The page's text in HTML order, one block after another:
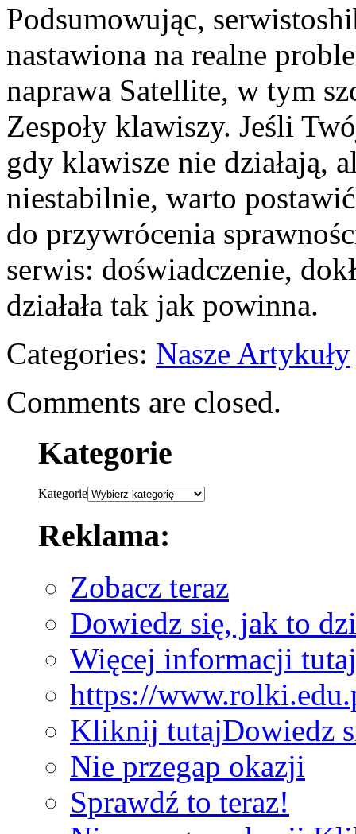
Podsumowując,
nastawiona na realne
naprawa Satellite, w tym
Zespoły klawiszy. Jeśli
gdy klawisze nie działają,
niestabilnie, warto
do przywrócenia
serwis: doświadczenie,
działała tak jak powinna.
Categories: Nasze Artykuły
Comments are closed.
Kategorie
Kategorie
Reklama:
Zobacz teraz
Dowiedz się, jak to
Więcej informacji tutaj
https://
Kliknij tutajDowiedz
Nie przegap okazji
Sprawdź to teraz!